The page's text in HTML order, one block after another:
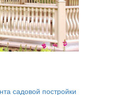
садовой постройки